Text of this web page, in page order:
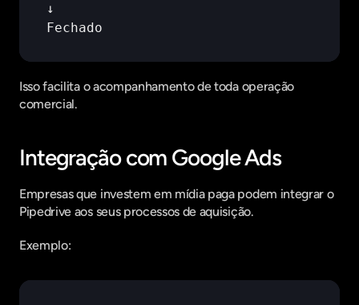
↓
Fechado
Isso facilita o acompanhamento de toda operação
comercial.
Integração com Google Ads
Empresas que investem em mídia paga podem integrar o
Pipedrive aos seus processos de aquisição.
Exemplo: